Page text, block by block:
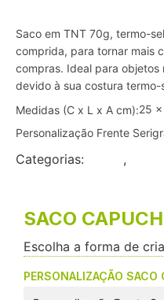
Saco em TNT 70g, termo-
comprida, para tornar mais
compras. Ideal para objetos
devido à sua costura termo-
Medidas (C x L x A cm):25
Personalização Frente
Categorias: ,
SACO
Escolha a forma de
PERSONALIZAÇÃO SACO